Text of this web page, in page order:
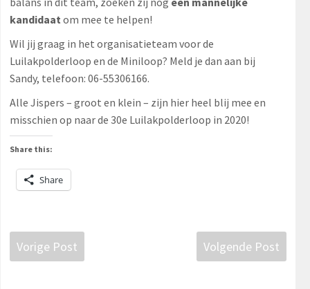
kandidaat om mee te helpen!
Wil jij graag in het organisatieteam voor de
Luilakpolderloop en de Miniloop? Meld je dan aan bij
Sandy, telefoon: 06-55306166.
Alle Jispers – groot en klein – zijn hier heel blij mee en
misschien op naar de 30e Luilakpolderloop in 2020!
Share this:
Share
Vorige Post Volgende Post